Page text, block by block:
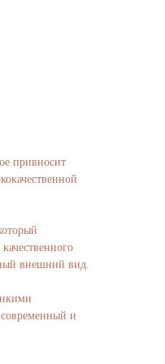
привносит
внешний вид.
и